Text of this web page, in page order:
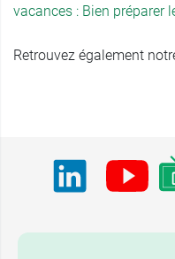
vacances : Bien préparer
Retrouvez également